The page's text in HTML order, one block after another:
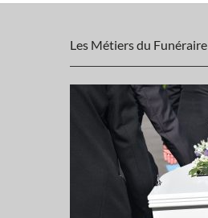
Les Métiers du Funéraire